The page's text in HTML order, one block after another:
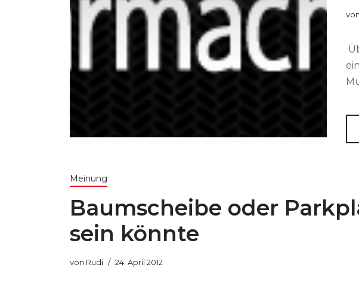
von
Meinung
Baumscheibe oder
sein könnte
von Rudi 24. April 2012